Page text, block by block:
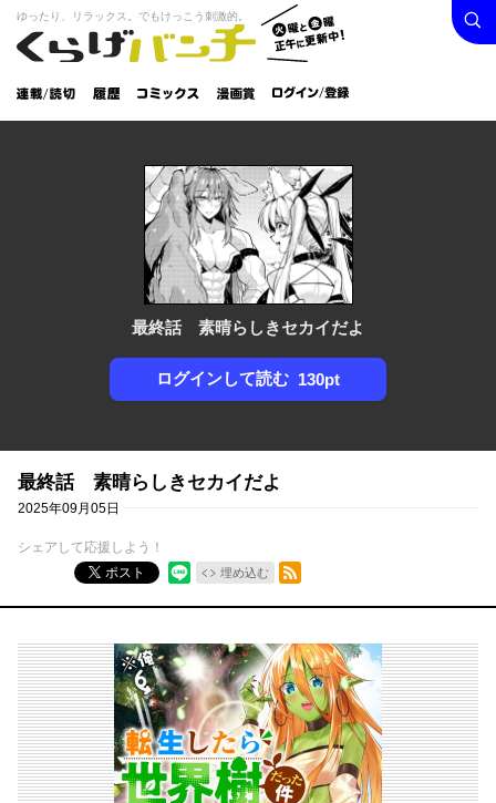
くらげバンチ
火曜と
金曜正
午に更
新中！
ゆったり、リラックス。でもけっこう刺激的。
連載/読
切
履
歴
コミック
漫画
賞
ログイン /
登録
検索
最終話 素晴らしきセカイだよ
ログインして読む 130pt
最終話 素晴らしきセカイだよ
2025年09月05日
シェアして応援しよう！
ポスト
埋め込む
RSSフィード